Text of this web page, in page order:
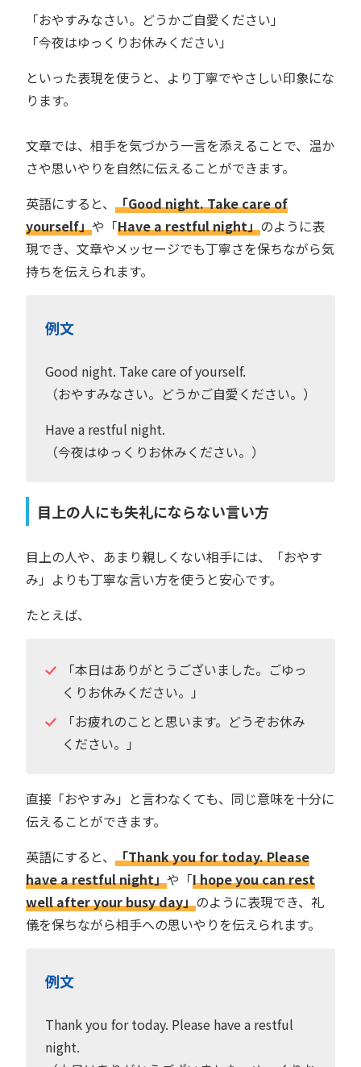
「おやすみなさい。どうかご自愛ください」
「今夜はゆっくりお休みください」
といった表現を使うと、より丁寧でやさしい印象にな
ります。
文章では、相手を気づかう一言を添えることで、温か
さや思いやりを自然に伝えることができます。
英語にすると、 「Good night. Take care of
yourself」や「Have a restful night」のように表
現でき、文章やメッセージでも丁寧さを保ちながら気
持ちを伝えられます。
例文
Good night. Take care of yourself.
（おやすみなさい。どうかご自愛ください。）
Have a restful night.
（今夜はゆっくりお休みください。）
目上の人にも失礼にならない言い方
目上の人や、あまり親しくない相手には、「おやす
み」よりも丁寧な言い方を使うと安心です。
たとえば、
「本日はありがとうございました。ごゆっ
くりお休みください。」
「お疲れのことと思います。どうぞお休み
ください。」
直接「おやすみ」と言わなくても、同じ意味を十分に
伝えることができます。
英語にすると、 「Thank you for today. Please
have a restful night」や「I hope you can rest
well after your busy day」のように表現でき、礼
儀を保ちながら相手への思いやりを伝えられます。
例文
Thank you for today. Please have a restful
night.